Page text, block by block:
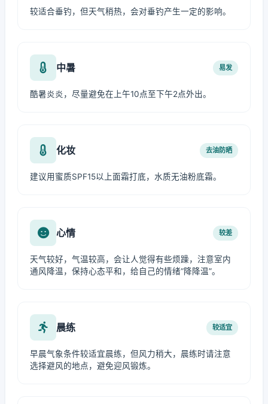
较适合垂钓，但天气稍热，会对垂钓产生一定的影响。
中暑 易发
酷暑炎炎，尽量避免在上午10点至下午2点外出。
化妆 去油防晒
建议用蜜质SPF15以上面霜打底，水质无油粉底霜。
心情 较差
天气较好，气温较高，会让人觉得有些烦躁，注意室内
通风降温，保持心态平和，给自己的情绪“降降温”。
晨练 较适宜
早晨气象条件较适宜晨练，但风力稍大，晨练时请注意
选择避风的地点，避免迎风锻炼。